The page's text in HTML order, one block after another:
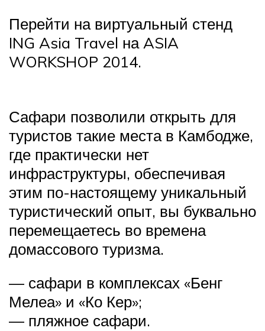
Перейти на виртуальный стенд
ING Asia Travel на ASIA
WORKSHOP 2014.
Сафари позволили открыть для
туристов такие места в Камбодже,
где практически нет
инфраструктуры, обеспечивая
этим по-настоящему уникальный
туристический опыт, вы буквально
перемещаетесь во времена
домассового туризма.
— сафари в комплексах «Бенг
Мелеа» и «Ко Кер»;
— пляжное сафари.